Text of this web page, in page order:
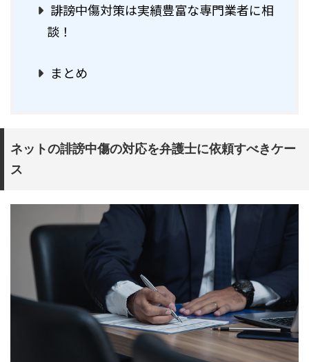
誹謗中傷対策は実績豊富な専門業者に相
談！
まとめ
ネットの誹謗中傷の対応を弁護士に依頼すべきケー
ス